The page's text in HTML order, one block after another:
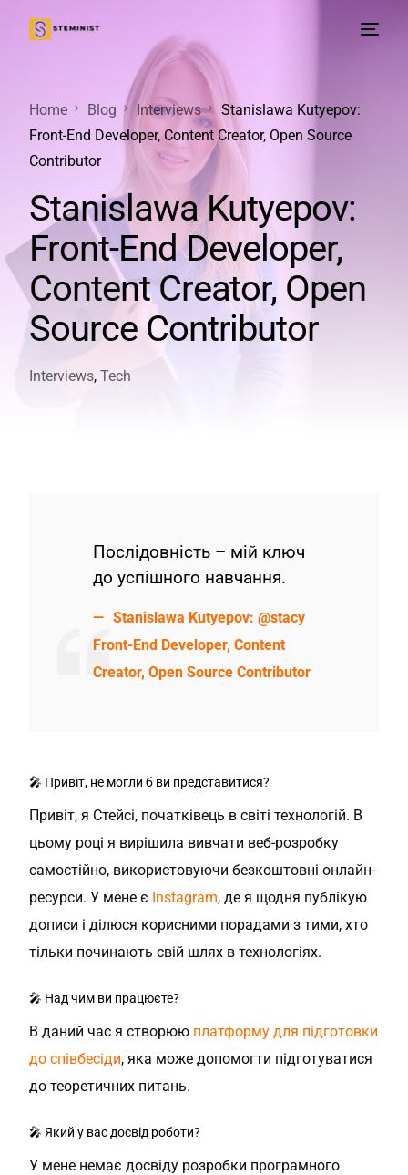
Home Blog Interviews
Stanislawa Kutyepov:
Front-End Developer, Content Creator, Open Source
Contributor
Stanislawa Kutyepov:
Front-End Developer,
Content Creator, Open
Source Contributor
Interviews,Tech
Послідовність – мій ключ
до успішного навчання.
Stanislawa Kutyepov:@stacy
Front-End Developer, Content
Creator, Open Source Contributor
🎤 Привіт, не могли б ви представитися?
Привіт, я Стейсі, початківець в світі технологій. В
цьому році я вирішила вивчати веб-розробку
самостійно, використовуючи безкоштовні онлайн-
ресурси. У мене є Instagram, де я щодня публікую
дописи і ділюся корисними порадами з тими, хто
тільки починають свій шлях в технологіях.
🎤 Над чим ви працюєте?
В даний час я створюю платформу для підготовки
до співбесіди, яка може допомогти підготуватися
до теоретичних питань.
🎤 Який у вас досвід роботи?
У мене немає досвіду розробки програмного